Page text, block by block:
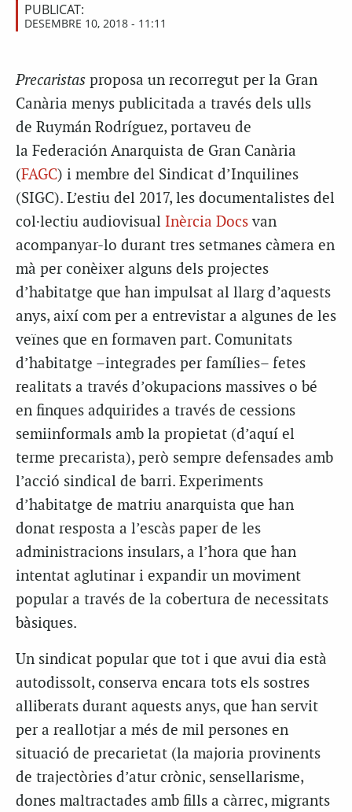
PUBLICAT:
DESEMBRE 10, 2018 - 11:11
Precaristas proposa un recorregut per la Gran
Canària menys publicitada a través dels ulls
de Ruymán Rodríguez, portaveu de
la Federación Anarquista de Gran Canària
(FAGC) i membre del Sindicat d’Inquilines
(SIGC). L’estiu del 2017, les documentalistes del
col·lectiu audiovisual Inèrcia Docsvan
acompanyar-lo durant tres setmanes càmera en
mà per conèixer alguns dels projectes
d’habitatge que han impulsat al llarg d’aquests
anys, així com per a entrevistar a algunes de les
veïnes que en formaven part. Comunitats
d’habitatge –integrades per famílies– fetes
realitats a través d’okupacions massives o bé
en finques adquirides a través de cessions
semiinformals amb la propietat (d’aquí el
terme precarista), però sempre defensades amb
l’acció sindical de barri. Experiments
d’habitatge de matriu anarquista que han
donat resposta a l’escàs paper de les
administracions insulars, a l’hora que han
intentat aglutinar i expandir un moviment
popular a través de la cobertura de necessitats
bàsiques.
Un sindicat popular que tot i que avui dia està
autodissolt, conserva encara tots els sostres
alliberats durant aquests anys, que han servit
per a reallotjar a més de mil persones en
situació de precarietat (la majoria provinents
de trajectòries d’atur crònic, sensellarisme,
dones maltractades amb fills a càrrec, migrants